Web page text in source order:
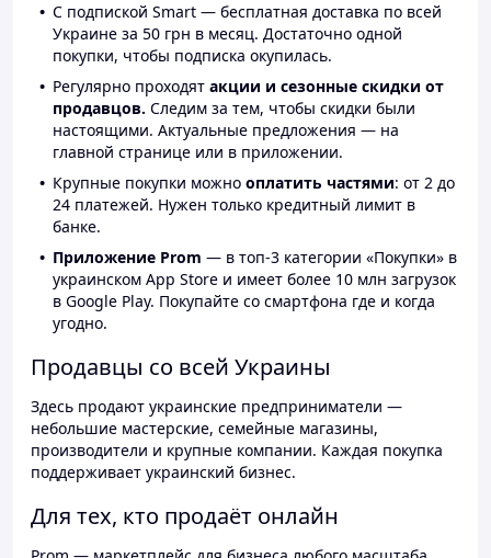
С подпиской Smart — бесплатная доставка по всей
Украине за 50 грн в месяц. Достаточно одной
покупки, чтобы подписка окупилась.
Регулярно проходят акции и сезонные скидки от
продавцов. Следим за тем, чтобы скидки были
настоящими. Актуальные предложения — на
главной странице или в приложении.
Крупные покупки можно оплатить частями: от 2 до
24 платежей. Нужен только кредитный лимит в
банке.
Приложение Prom — в топ-3 категории «Покупки» в
украинском App Store и имеет более 10 млн загрузок
в Google Play. Покупайте со смартфона где и когда
угодно.
Продавцы со всей Украины
Здесь продают украинские предприниматели —
небольшие мастерские, семейные магазины,
производители и крупные компании. Каждая покупка
поддерживает украинский бизнес.
Для тех, кто продаёт онлайн